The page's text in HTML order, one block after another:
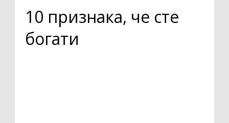
10 признака, че сте
богати